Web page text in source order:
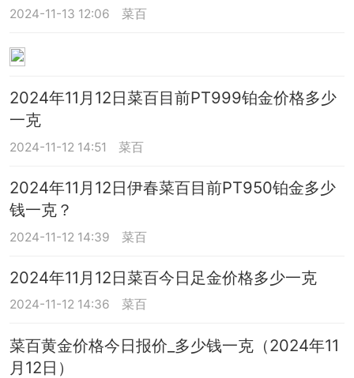
2024-11-13 12:06 菜百
2024年11月12日菜百目前PT999铂金价格多少
一克
2024-11-12 14:51 菜百
2024年11月12日伊春菜百目前PT950铂金多少
钱一克？
2024-11-12 14:39 菜百
2024年11月12日菜百今日足金价格多少一克
2024-11-12 14:36 菜百
菜百黄金价格今日报价_多少钱一克（2024年11
月12日）